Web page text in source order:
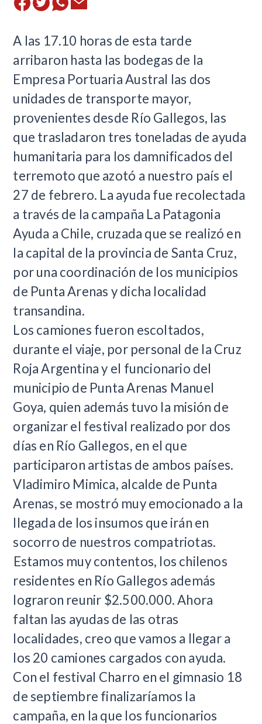
A las 17.10 horas de esta tarde
arribaron hasta las bodegas de la
Empresa Portuaria Austral las dos
unidades de transporte mayor,
provenientes desde Río Gallegos, las
que trasladaron tres toneladas de ayuda
humanitaria para los damnificados del
terremoto que azotó a nuestro país el
27 de febrero. La ayuda fue recolectada
a través de la campaña La Patagonia
Ayuda a Chile, cruzada que se realizó en
la capital de la provincia de Santa Cruz,
por una coordinación de los municipios
de Punta Arenas y dicha localidad
transandina.
Los camiones fueron escoltados,
durante el viaje, por personal de la Cruz
Roja Argentina y el funcionario del
municipio de Punta Arenas Manuel
Goya, quien además tuvo la misión de
organizar el festival realizado por dos
días en Río Gallegos, en el que
participaron artistas de ambos países.
Vladimiro Mimica, alcalde de Punta
Arenas, se mostró muy emocionado a la
llegada de los insumos que irán en
socorro de nuestros compatriotas.
Estamos muy contentos, los chilenos
residentes en Río Gallegos además
lograron reunir $2.500.000. Ahora
faltan las ayudas de las otras
localidades, creo que vamos a llegar a
los 20 camiones cargados con ayuda.
Con el festival Charro en el gimnasio 18
de septiembre finalizaríamos la
campaña, en la que los funcionarios